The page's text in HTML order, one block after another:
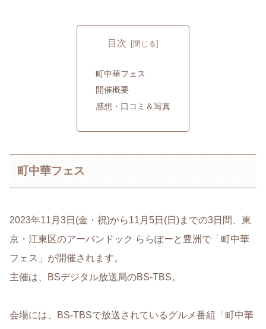
目次
町中華フェス
開催概要
感想・口コミ＆写真
町中華フェス
2023年11月3日(金・祝)から11月5日(日)までの3日間、東
京・江東区のアーバンドック ららぽーと豊洲で「町中華
フェス」が開催されます。
主催は、BSデジタル放送局のBS-TBS。
会場には、BS-TBSで放送されているグルメ番組「町中華